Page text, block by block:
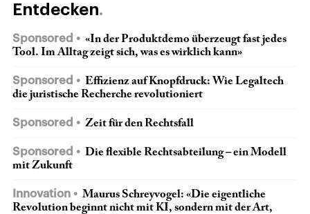
Entdecken
Sponsored
«In der Produktdemo überzeugt fast jedes
Tool. Im Alltag zeigt sich, was es wirklich kann»
Sponsored
Effizienz auf Knopfdruck: Wie Legaltech
die juristische Recherche revolutioniert
Sponsored Zeit für den Rechtsfall
Sponsored
Die flexible Rechtsabteilung – ein Modell
mit Zukunft
Innovation
Maurus Schreyvogel: «Die eigentliche
Revolution beginnt nicht mit KI, sondern mit der Art,